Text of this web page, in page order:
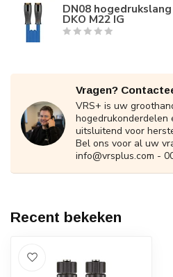
DN08 hogedrukslang
DKO M22 IG
Vragen?
VRS+ is uw
hogedrukonderdelen
uitsluitend voor
Bel ons voor al uw
info@vrsplus.com -
Recent bekeken